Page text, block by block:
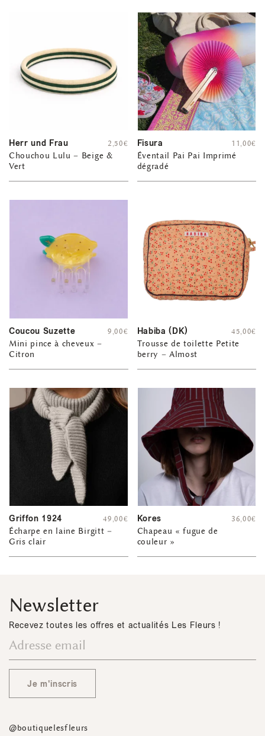
Herr und Frau
Chouchou Lulu – Beige &
Vert
2,50€ Fisura
Éventail Pai Pai Imprimé
dégradé
11,00€
Coucou Suzette
Mini pince à cheveux –
Citron
9,00€ Habiba (DK)
Trousse de toilette Petite
berry – Almost
45,00€
Griffon 1924
Écharpe en laine Birgitt –
Gris clair
49,00€ Kores
Chapeau « fugue de
couleur »
36,00€
Newsletter
Recevez toutes les offres et actualités Les Fleurs !
Je m'inscris
@boutiquelesfleurs